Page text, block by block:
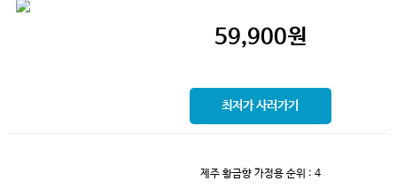
59,900원
최저가 사러가기
제주 황금향 가정용 순위 : 4